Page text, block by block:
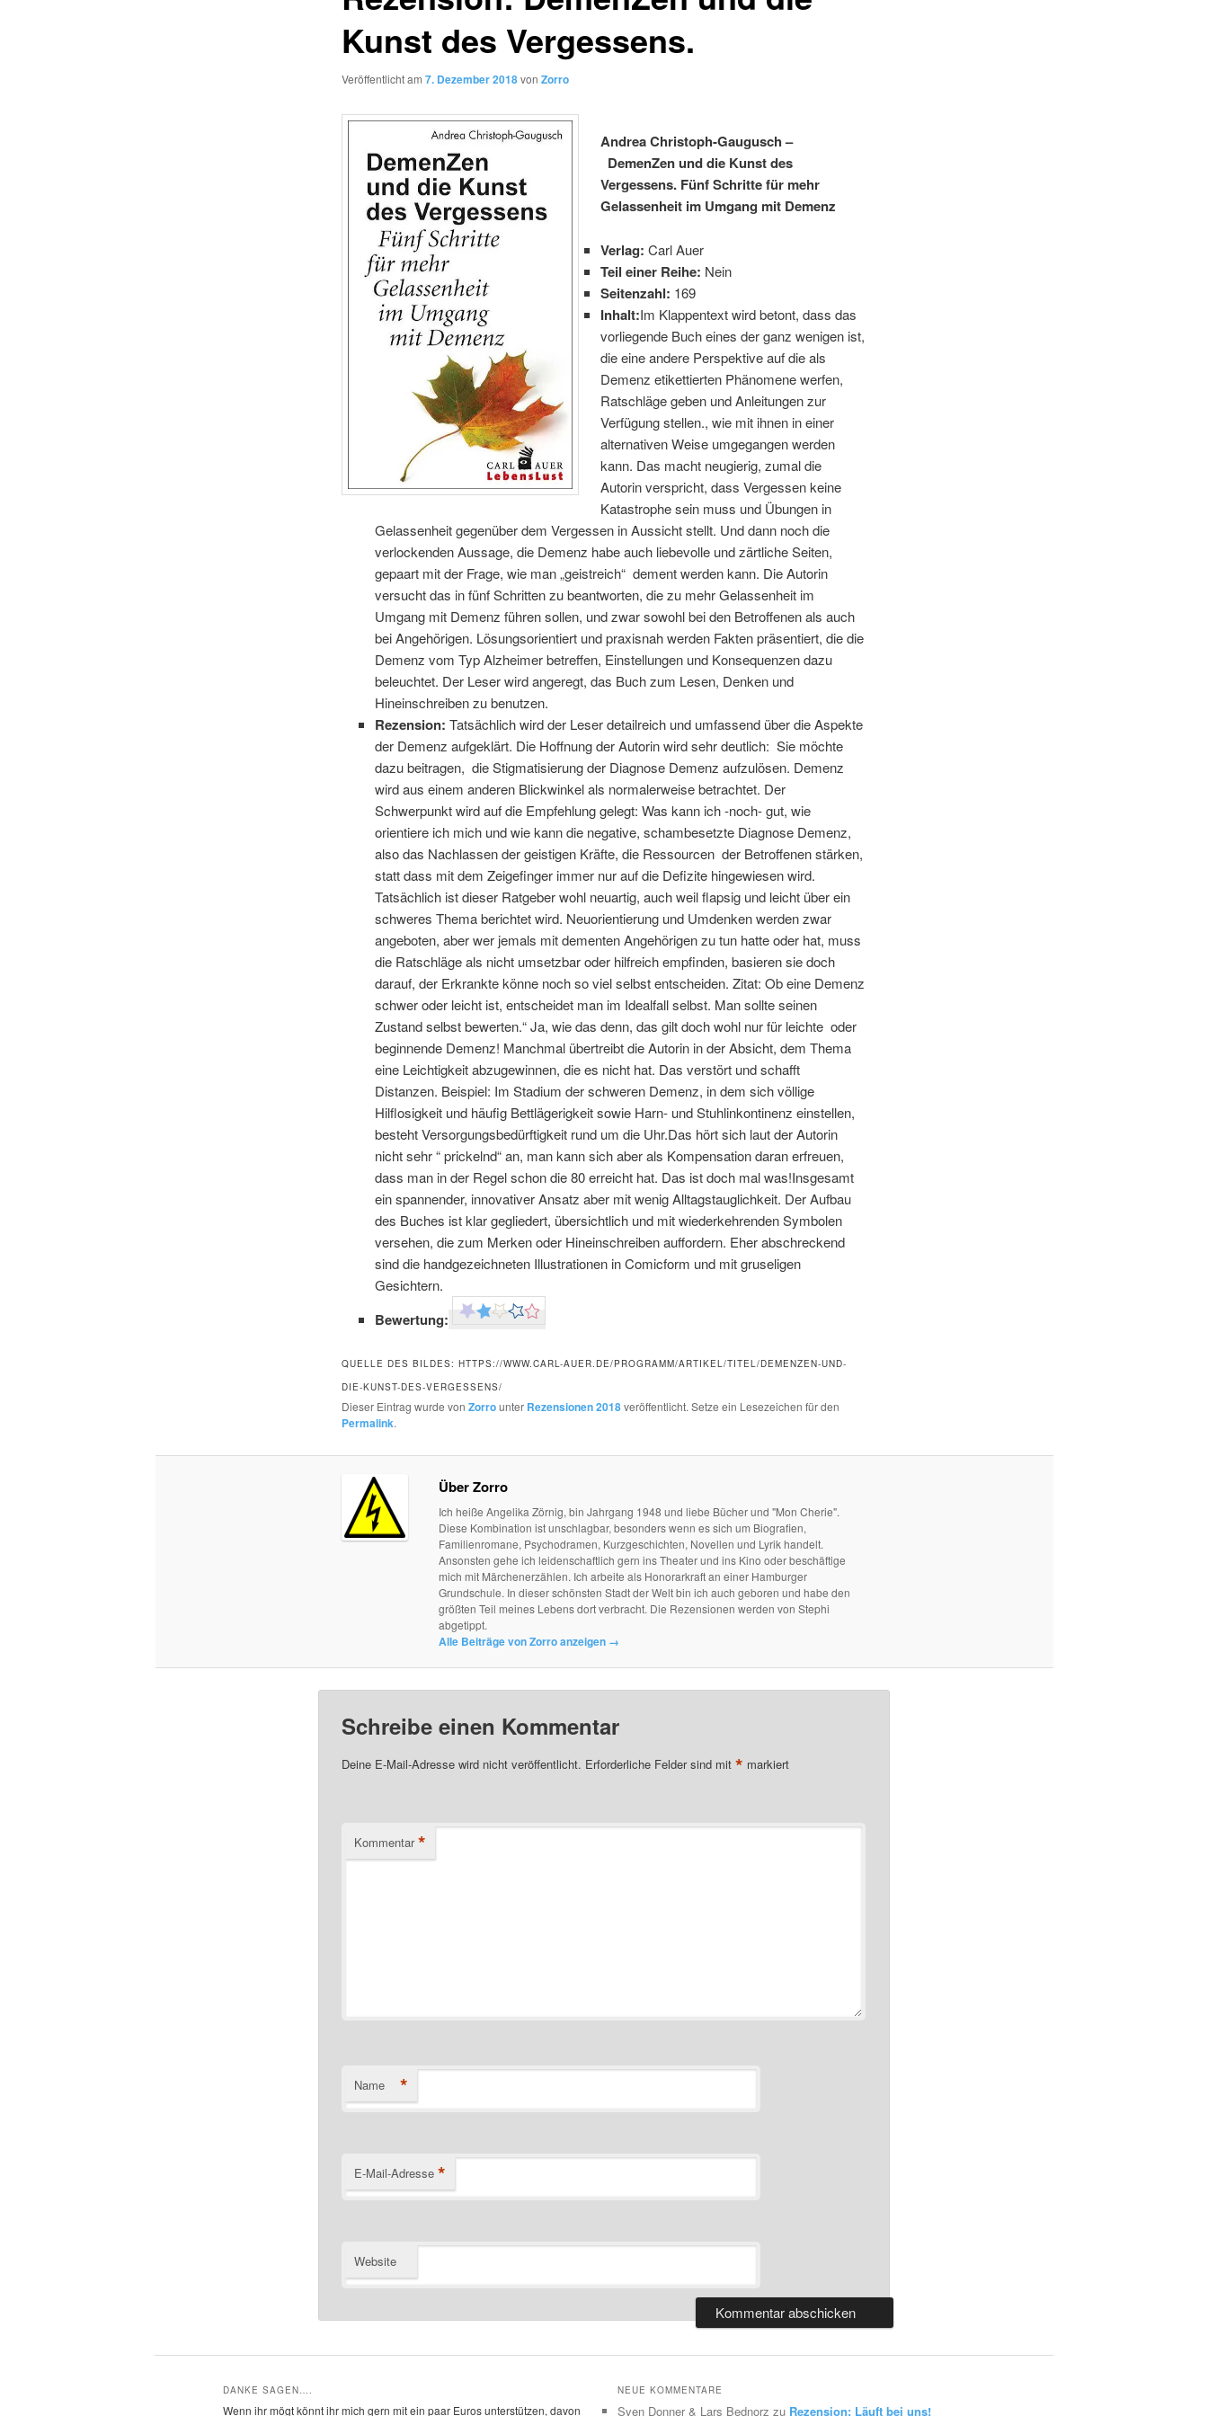
Kunst des Vergessens.
Veröffentlicht am 7. Dezember 2018von Zorro
Andrea Christoph-Gaugusch –
DemenZen und die Kunst des
Vergessens. Fünf Schritte für mehr
Gelassenheit im Umgang mit Demenz
Verlag: Carl Auer
Teil einer Reihe: Nein
Seitenzahl: 169
Inhalt:Im Klappentext wird betont, dass das
vorliegende Buch eines der ganz wenigen ist,
die eine andere Perspektive auf die als
Demenz etikettierten Phänomene werfen,
Ratschläge geben und Anleitungen zur
Verfügung stellen., wie mit ihnen in einer
alternativen Weise umgegangen werden
kann. Das macht neugierig, zumal die
Autorin verspricht, dass Vergessen keine
Katastrophe sein muss und Übungen in
Gelassenheit gegenüber dem Vergessen in Aussicht stellt. Und dann noch die
verlockenden Aussage, die Demenz habe auch liebevolle und zärtliche Seiten,
gepaart mit der Frage, wie man „geistreich“ dement werden kann. Die Autorin
versucht das in fünf Schritten zu beantworten, die zu mehr Gelassenheit im
Umgang mit Demenz führen sollen, und zwar sowohl bei den Betroffenen als auch
bei Angehörigen. Lösungsorientiert und praxisnah werden Fakten präsentiert, die die
Demenz vom Typ Alzheimer betreffen, Einstellungen und Konsequenzen dazu
beleuchtet. Der Leser wird angeregt, das Buch zum Lesen, Denken und
Hineinschreiben zu benutzen.
Rezension:Tatsächlich wird der Leser detailreich und umfassend über die Aspekte
der Demenz aufgeklärt. Die Hoffnung der Autorin wird sehr deutlich: Sie möchte
dazu beitragen, die Stigmatisierung der Diagnose Demenz aufzulösen. Demenz
wird aus einem anderen Blickwinkel als normalerweise betrachtet. Der
Schwerpunkt wird auf die Empfehlung gelegt: Was kann ich -noch- gut, wie
orientiere ich mich und wie kann die negative, schambesetzte Diagnose Demenz,
also das Nachlassen der geistigen Kräfte, die Ressourcen der Betroffenen stärken,
statt dass mit dem Zeigefinger immer nur auf die Defizite hingewiesen wird.
Tatsächlich ist dieser Ratgeber wohl neuartig, auch weil flapsig und leicht über ein
schweres Thema berichtet wird. Neuorientierung und Umdenken werden zwar
angeboten, aber wer jemals mit dementen Angehörigen zu tun hatte oder hat, muss
die Ratschläge als nicht umsetzbar oder hilfreich empfinden, basieren sie doch
darauf, der Erkrankte könne noch so viel selbst entscheiden. Zitat: Ob eine Demenz
schwer oder leicht ist, entscheidet man im Idealfall selbst. Man sollte seinen
Zustand selbst bewerten.“ Ja, wie das denn, das gilt doch wohl nur für leichte oder
beginnende Demenz! Manchmal übertreibt die Autorin in der Absicht, dem Thema
eine Leichtigkeit abzugewinnen, die es nicht hat. Das verstört und schafft
Distanzen. Beispiel: Im Stadium der schweren Demenz, in dem sich völlige
Hilflosigkeit und häufig Bettlägerigkeit sowie Harn- und Stuhlinkontinenz einstellen,
besteht Versorgungsbedürftigkeit rund um die Uhr.Das hört sich laut der Autorin
nicht sehr “ prickelnd“ an, man kann sich aber als Kompensation daran erfreuen,
dass man in der Regel schon die 80 erreicht hat. Das ist doch mal was!Insgesamt
ein spannender, innovativer Ansatz aber mit wenig Alltagstauglichkeit. Der Aufbau
des Buches ist klar gegliedert, übersichtlich und mit wiederkehrenden Symbolen
versehen, die zum Merken oder Hineinschreiben auffordern. Eher abschreckend
sind die handgezeichneten Illustrationen in Comicform und mit gruseligen
Gesichtern.
Bewertung:
QUELLE DES BILDES: HTTPS://WWW.CARL-AUER.DE/PROGRAMM/ARTIKEL/TITEL/DEMENZEN-UND-
DIE-KUNST-DES-VERGESSENS/
Dieser Eintrag wurde von Zorrounter Rezensionen 2018veröffentlicht. Setze ein Lesezeichen für den
Permalink.
Über Zorro
Ich heiße Angelika Zörnig, bin Jahrgang 1948 und liebe Bücher und "Mon Cherie".
Diese Kombination ist unschlagbar, besonders wenn es sich um Biografien,
Familienromane, Psychodramen, Kurzgeschichten, Novellen und Lyrik handelt.
Ansonsten gehe ich leidenschaftlich gern ins Theater und ins Kino oder beschäftige
mich mit Märchenerzählen. Ich arbeite als Honorarkraft an einer Hamburger
Grundschule. In dieser schönsten Stadt der Welt bin ich auch geboren und habe den
größten Teil meines Lebens dort verbracht. Die Rezensionen werden von Stephi
abgetippt.
Alle Beiträge von Zorro anzeigen →
Schreibe einen Kommentar
Deine E-Mail-Adresse wird nicht veröffentlicht. Erforderliche Felder sind mit * markiert
Kommentar *
Name *
E-Mail-Adresse *
Website
DANKE SAGEN….
Wenn ihr mögt könnt ihr mich gern mit ein paar Euros unterstützen, davon
NEUE KOMMENTARE
Sven Donner & Lars Bednorz zu Rezension: Läuft bei uns!